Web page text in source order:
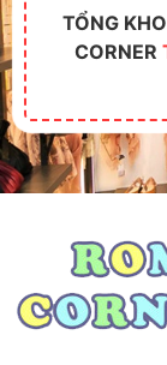
TỔNG
CORNER